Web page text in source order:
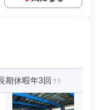
期休暇年3回